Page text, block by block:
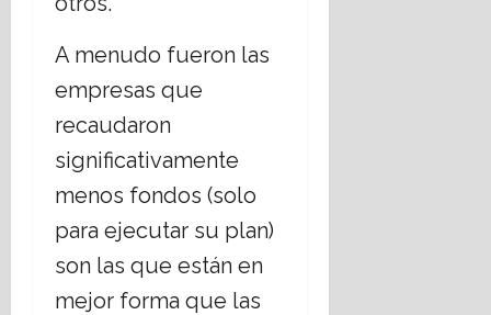
A menudo fueron las
empresas que
recaudaron
significativamente
menos fondos (solo
para ejecutar su plan)
son las que están en
mejor forma que las